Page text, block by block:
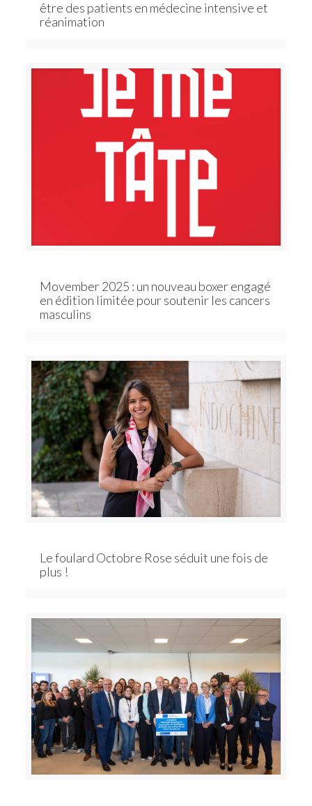
être des patients en médecine intensive et
réanimation
Movember 2025 : un nouveau boxer engagé
en édition limitée pour soutenir les cancers
masculins
Le foulard Octobre Rose séduit une fois de
plus !